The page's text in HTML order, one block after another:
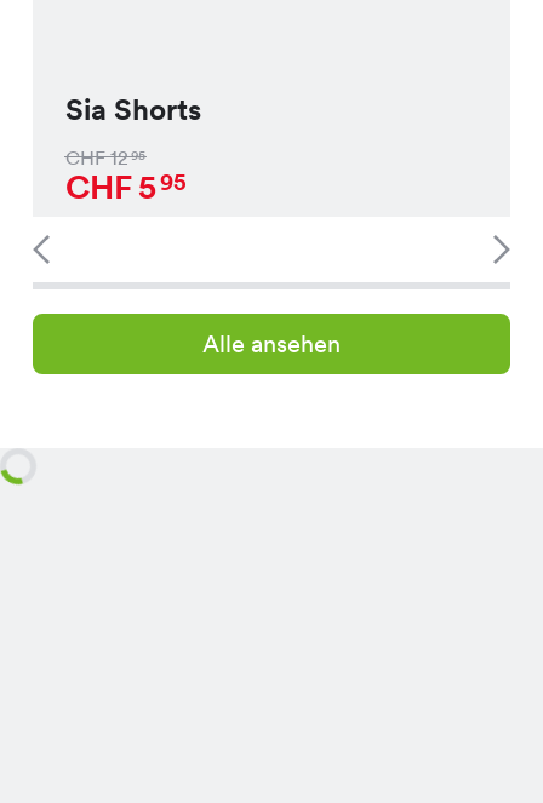
Sia Shorts
CHF1295
CHF595
Alle ansehen